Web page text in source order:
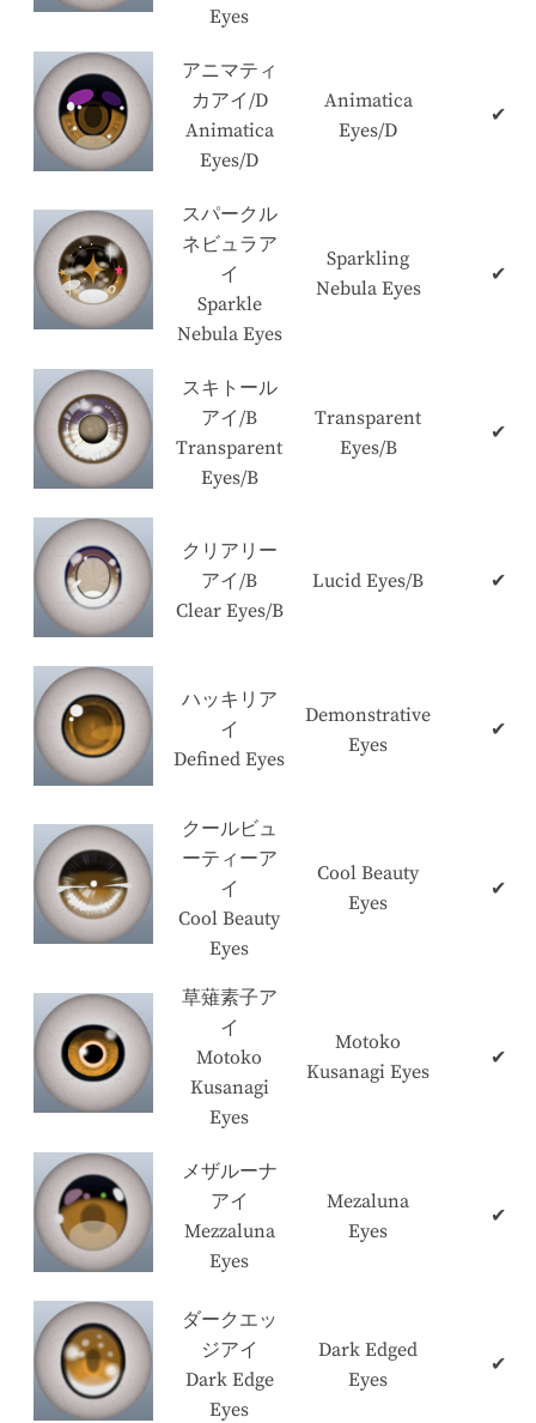
Eyes
アニマティ
カアイ/D
Animatica
Eyes/D
Animatica
Eyes/D
✔
スパークル
ネビュラア
イ
Sparkle
Nebula Eyes
Sparkling
Nebula Eyes
✔
スキトール
アイ/B
Transparent
Eyes/B
Transparent
Eyes/B
✔
クリアリー
アイ/B
Clear Eyes/B
Lucid Eyes/B ✔
ハッキリア
イ
Defined Eyes
Demonstrative
Eyes
✔
クールビュ
ーティーア
イ
Cool Beauty
Eyes
Cool Beauty
Eyes
✔
草薙素子ア
イ
Motoko
Kusanagi
Eyes
Motoko
Kusanagi Eyes
✔
メザルーナ
アイ
Mezzaluna
Eyes
Mezaluna
Eyes
✔
ダークエッ
ジアイ
Dark Edge
Eyes
Dark Edged
Eyes
✔